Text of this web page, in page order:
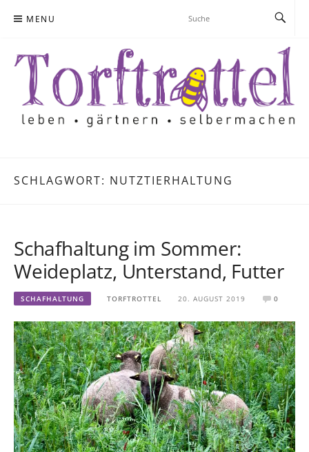
MENU
SCHLAGWORT: NUTZTIERHALTUNG
Schafhaltung im Sommer:
Weideplatz, Unterstand, Futter
SCHAFHALTUNG TORFTROTTEL 20. AUGUST 2019 0